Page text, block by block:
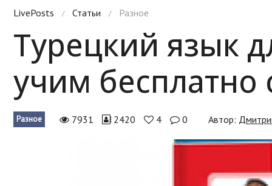
Новости
Экономика
Происшествия
Россия
LivePosts / Статьи / Разное
Турецкий язык
учим бесплатно
Разное 7931 2420 4 0 Автор: